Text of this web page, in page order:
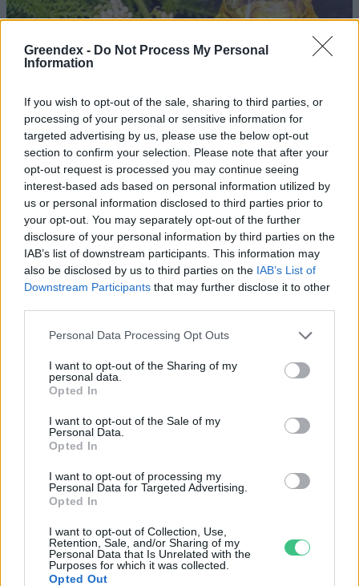
Greendex - Do Not Process My Personal
Information
If you wish to opt-out of the sale, sharing to third parties, or
processing of your personal or sensitive information for
targeted advertising by us, please use the below opt-out
section to confirm your selection. Please note that after your
opt-out request is processed you may continue seeing
interest-based ads based on personal information utilized by
us or personal information disclosed to third parties prior to
your opt-out. You may separately opt-out of the further
disclosure of your personal information by third parties on the
IAB’s list of downstream participants. This information may
also be disclosed by us to third parties on the IAB’s List of
Downstream Participants that may further disclose it to other
Personal Data Processing Opt Outs
I want to opt-out of the Sharing of my
personal data.
Opted In
I want to opt-out of the Sale of my
Personal Data.
Opted In
I want to opt-out of processing my
Personal Data for Targeted Advertising.
Opted In
I want to opt-out of Collection, Use,
Retention, Sale, and/or Sharing of my
Personal Data that Is Unrelated with the
Purposes for which it was collected.
Opted Out
Ezt a növényt már az őskorban is ismerték, a népi gyógyászatban
pedig ma is számos betegség ellen használják.
Születésnapi programokkal várja a
hétvégén a közönséget a 160 éves
ÉLŐ BOLYGÓNK
Szedd magad őszibarack: itt vannak
a legjobb lelőhelyek!
SZEMLE